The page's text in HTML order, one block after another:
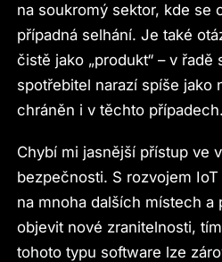
na soukromý sektor, kde se
případná selhání. Je také
čistě jako „produkt“ – v
spotřebitel narazí spíše jako
chráněn i v těchto případech.
Chybí mi jasnější přístup ve
bezpečnosti. S rozvojem
na mnoha dalších místech a
objevit nové zranitelnosti,
tohoto typu software lze